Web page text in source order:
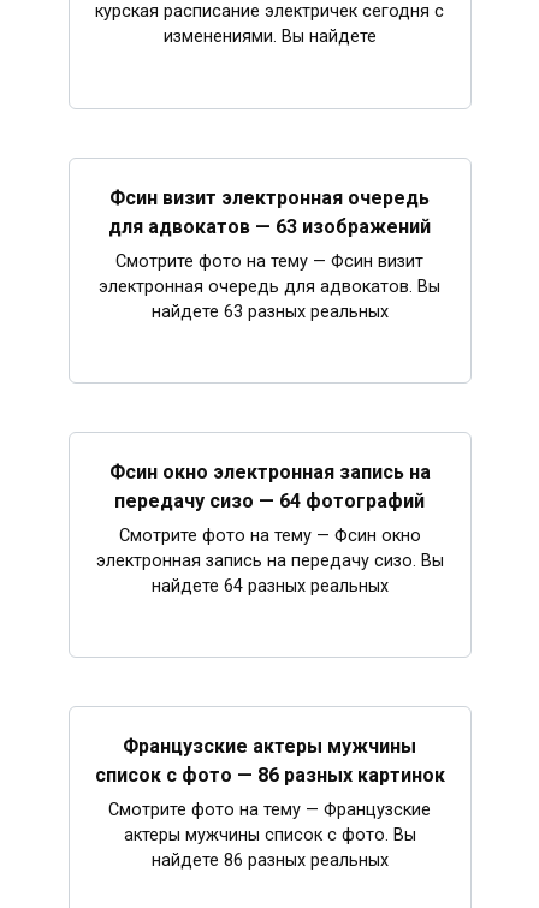
курская расписание электричек сегодня с
изменениями. Вы найдете
Фсин визит электронная очередь
для адвокатов — 63 изображений
Смотрите фото на тему — Фсин визит
электронная очередь для адвокатов. Вы
найдете 63 разных реальных
Фсин окно электронная запись на
передачу сизо — 64 фотографий
Смотрите фото на тему — Фсин окно
электронная запись на передачу сизо. Вы
найдете 64 разных реальных
Французские актеры мужчины
список с фото — 86 разных картинок
Смотрите фото на тему — Французские
актеры мужчины список с фото. Вы
найдете 86 разных реальных